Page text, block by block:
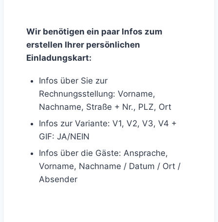
Wir benötigen ein paar Infos zum
erstellen Ihrer persönlichen
Einladungskart:
Infos über Sie zur
Rechnungsstellung: Vorname,
Nachname, Straße + Nr., PLZ, Ort
Infos zur Variante: V1, V2, V3, V4 +
GIF: JA/NEIN
Infos über die Gäste: Ansprache,
Vorname, Nachname / Datum / Ort /
Absender